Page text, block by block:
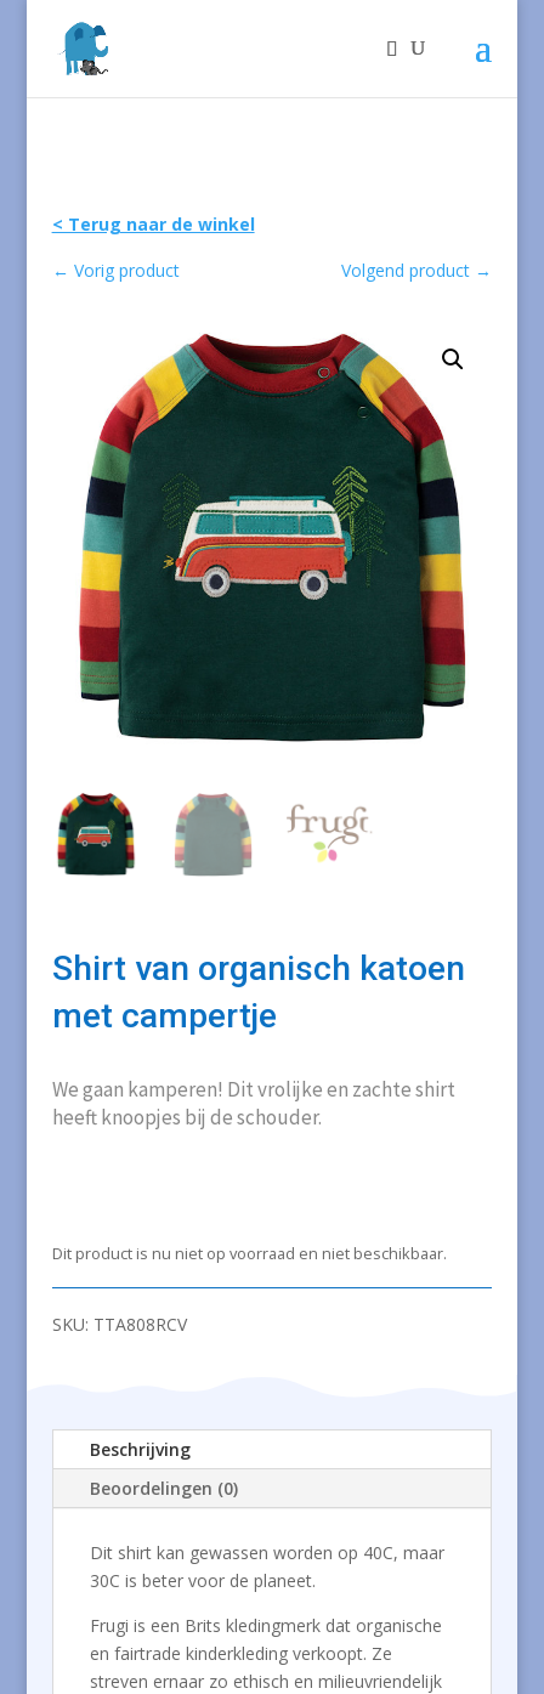
< Terug naar de winkel
← Vorig product Volgend product →
Shirt van organisch katoen
met campertje
We gaan kamperen! Dit vrolijke en zachte shirt
heeft knoopjes bij de schouder.
Dit product is nu niet op voorraad en niet beschikbaar.
SKU: TTA808RCV
Beschrijving
Beoordelingen (0)
Dit shirt kan gewassen worden op 40C, maar
30C is beter voor de planeet.
Frugi is een Brits kledingmerk dat organische
en fairtrade kinderkleding verkoopt. Ze
streven ernaar zo ethisch en milieuvriendelijk